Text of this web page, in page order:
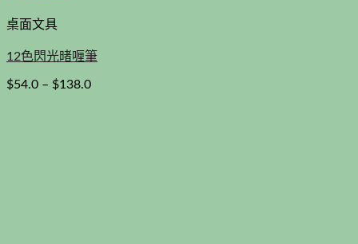
桌面文具
12色閃光暏喱筆
$54.0 – $138.0